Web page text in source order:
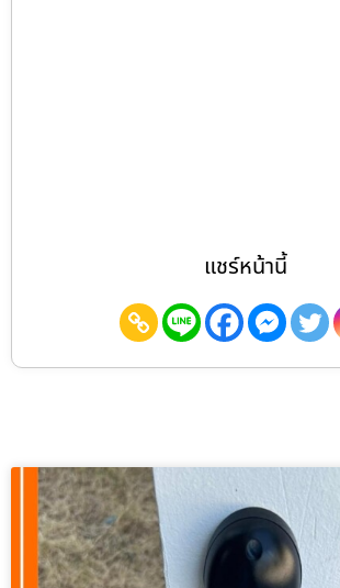
แชร์หน้านี้